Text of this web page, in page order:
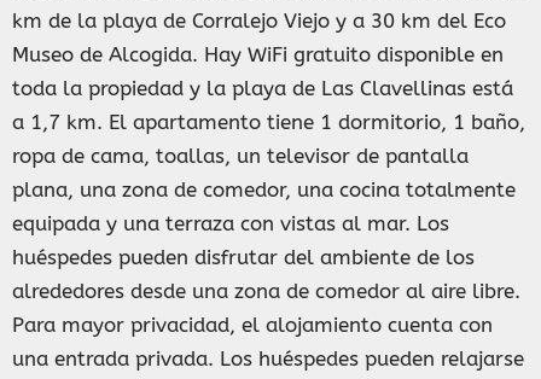
km de la playa de Corralejo Viejo y a 30 km del Eco
Museo de Alcogida. Hay WiFi gratuito disponible en
toda la propiedad y la playa de Las Clavellinas está
a 1,7 km. El apartamento tiene 1 dormitorio, 1 baño,
ropa de cama, toallas, un televisor de pantalla
plana, una zona de comedor, una cocina totalmente
equipada y una terraza con vistas al mar. Los
huéspedes pueden disfrutar del ambiente de los
alrededores desde una zona de comedor al aire libre.
Para mayor privacidad, el alojamiento cuenta con
una entrada privada. Los huéspedes pueden relajarse